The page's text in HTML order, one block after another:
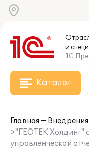
и
Каталог
Главная
Внедрения
>"ГЕОТЕК Холдинг"
управленческой